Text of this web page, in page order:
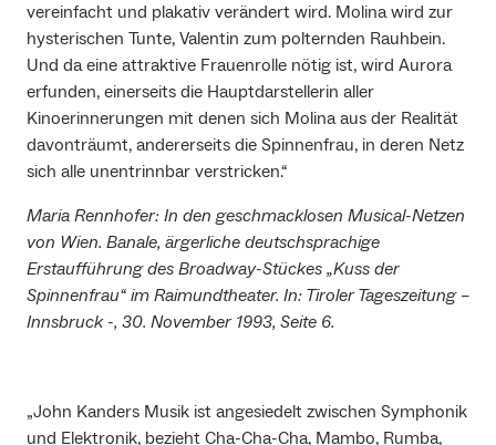
vereinfacht und plakativ verändert wird. Molina wird zur
hysterischen Tunte, Valentin zum polternden Rauhbein.
Und da eine attraktive Frauenrolle nötig ist, wird Aurora
erfunden, einerseits die Hauptdarstellerin aller
Kinoerinnerungen mit denen sich Molina aus der Realität
davonträumt, andererseits die Spinnenfrau, in deren Netz
sich alle unentrinnbar verstricken.“
Maria Rennhofer: In den geschmacklosen Musical-Netzen
von Wien. Banale, ärgerliche deutschsprachige
Erstaufführung des Broadway-Stückes „Kuss der
Spinnenfrau“ im Raimundtheater. In: Tiroler Tageszeitung –
Innsbruck -, 30. November 1993, Seite 6.
„John Kanders Musik ist angesiedelt zwischen Symphonik
und Elektronik, bezieht Cha-Cha-Cha, Mambo, Rumba,